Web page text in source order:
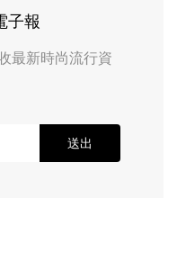
子報
最新時尚流行資
送出